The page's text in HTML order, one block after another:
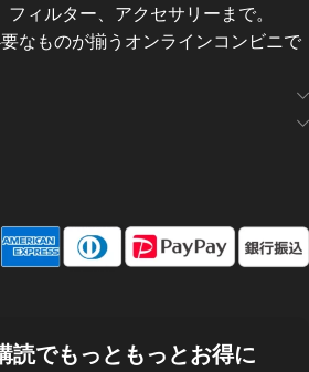
ィルター、アクセサリーまで。
なものが揃うオンラインコンビニで
読でもっともっとお得に